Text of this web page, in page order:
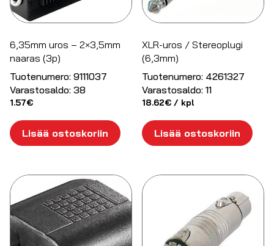
6,35mm uros – 2×3,5mm
naaras (3p)
Tuotenumero: 9111037
Varastosaldo: 38
1.57€
Lisää ostoskoriin
XLR-uros / Stereoplugi
(6,3mm)
Tuotenumero: 4261327
Varastosaldo: 11
18.62€ / kpl
Lisää ostoskoriin